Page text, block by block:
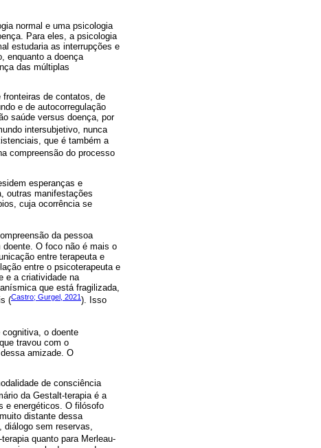
normal e uma psicologia
Para eles, a psicologia
estudaria as interrupções e
enquanto a doença
das múltiplas
fronteiras de contatos, de
e de autocorregulação
saúde versus doença, por
intersubjetivo, nunca
que é também a
compreensão do processo
esperanças e
outras manifestações
cuja ocorrência se
da pessoa
O foco não é mais o
entre terapeuta e
entre o psicoterapeuta e
e a criatividade na
que está fragilizada,
(Castro; Gurgel, 2021). Isso
o doente
travou com o
amizade. O
de consciência
da Gestalt-terapia é a
e energéticos. O filósofo
distante dessa
diálogo sem reservas,
quanto para Merleau-